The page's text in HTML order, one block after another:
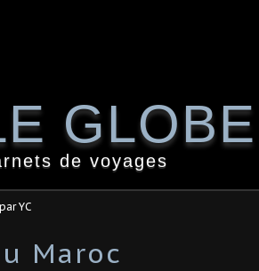
de voyages
par YC
Maroc